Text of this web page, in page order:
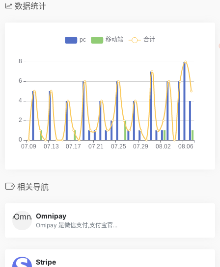
数据统计
相关导航
Omnipay
Omipay 是微信支付,支付宝官...
Stripe